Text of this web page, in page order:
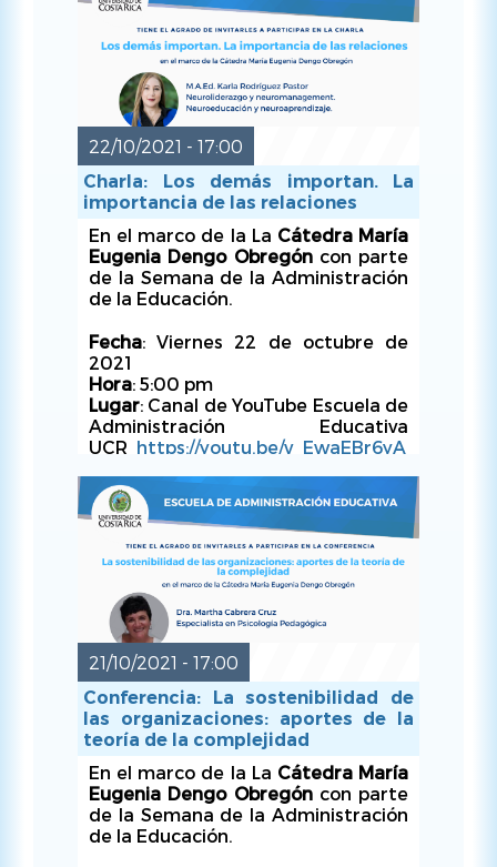
Hora: de 5:00 pm - 9:00 pm.
JUE, 04/11/2021 - 17:00
22/10/2021 - 17:00
Charla: Los demás importan. La
importancia de las relaciones
En el marco de la La Cátedra María
Eugenia Dengo Obregóncon parte
de la Semana de la Administración
de la Educación.
Fecha: Viernes 22 de octubre de
2021
Hora: 5:00 pm
Lugar: Canal de YouTube Escuela de
Administración Educativa
UCR https://youtu.be/v_EwaEBr6yA
Administración Educativa
VIE, 22/10/2021 - 17:00
21/10/2021 - 17:00
Conferencia: La sostenibilidad de
las organizaciones: aportes de la
teoría de la complejidad
En el marco de la La Cátedra María
Eugenia Dengo Obregóncon parte
de la Semana de la Administración
de la Educación.